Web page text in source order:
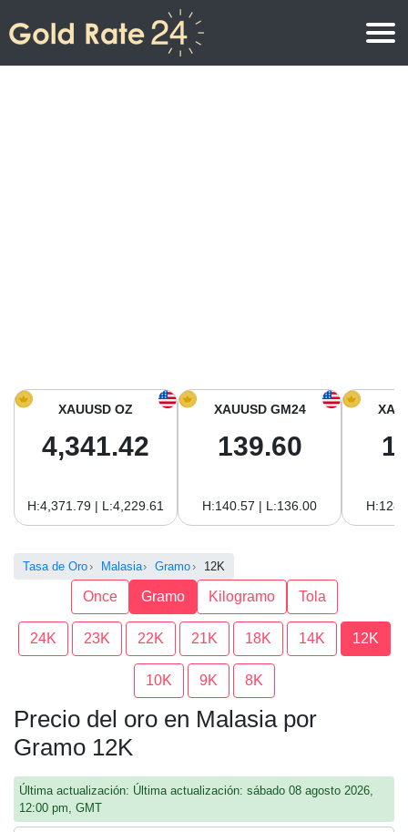
Precio del Oro hoy en América del sur
XAUUSD OZ
4,341.42
H:4,371.79 | L:4,229.61
XAUUSD GM24
139.60
H:140.57 | L:136.00
Tasa de Oro Malasia Gramo 12K
Once Gramo Kilogramo Tola
24K 23K 22K 21K 18K 14K 12K
10K 9K 8K
Precio del oro en Malasia por
Gramo 12K
Última actualización: Última actualización: sábado 08 agosto 2026,
12:00 pm, GMT